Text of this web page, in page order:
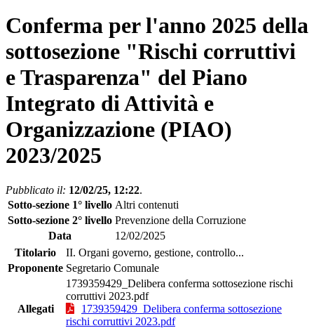
Conferma per l'anno 2025 della
sottosezione "Rischi corruttivi
e Trasparenza" del Piano
Integrato di Attività e
Organizzazione (PIAO)
2023/2025
Pubblicato il: 12/02/25, 12:22.
Sotto-sezione 1° livello Altri contenuti
Sotto-sezione 2° livello Prevenzione della Corruzione
Data
12/02/2025
Titolario
II. Organi governo, gestione, controllo...
Proponente Segretario Comunale
Allegati
1739359429_Delibera conferma sottosezione rischi
corruttivi 2023.pdf
1739359429_Delibera conferma sottosezione
rischi corruttivi 2023.pdf